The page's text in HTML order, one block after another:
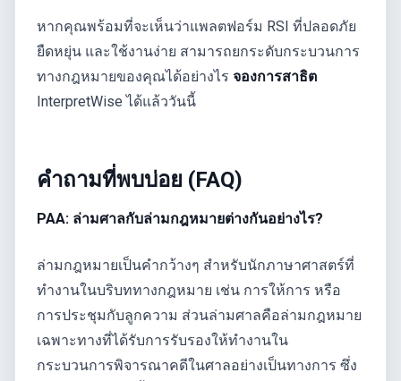
หากคุณพร้อมที่จะเห็นว่าแพลตฟอร์ม RSI ที่ปลอดภัย
ยืดหยุ่น และใช้งานง่าย สามารถยกระดับกระบวนการ
ทางกฎหมายของคุณได้อย่างไร จองการสาธิต
InterpretWise ได้แล้ววันนี้
คำถามที่พบบ่อย (FAQ)
PAA: ล่ามศาลกับล่ามกฎหมายต่างกันอย่างไร?
ล่ามกฎหมายเป็นคำกว้างๆ สำหรับนักภาษาศาสตร์ที่
ทำงานในบริบททางกฎหมาย เช่น การให้การ หรือ
การประชุมกับลูกความ ส่วนล่ามศาลคือล่ามกฎหมาย
เฉพาะทางที่ได้รับการรับรองให้ทำงานใน
กระบวนการพิจารณาคดีในศาลอย่างเป็นทางการ ซึ่ง